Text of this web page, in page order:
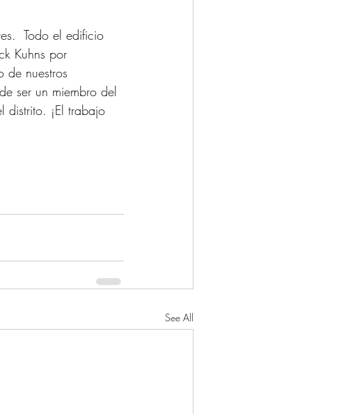
Todo el edificio
Kuhns por
de nuestros
ser un miembro del
distrito. ¡El trabajo
See All